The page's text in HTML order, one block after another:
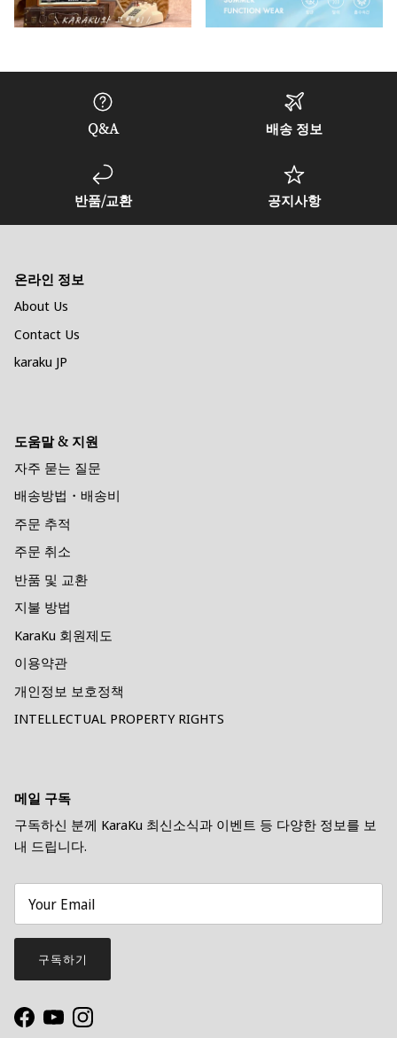
Q&A 배송 정보
반품/교환 공지사항
온라인 정보
About Us
Contact Us
karaku JP
도움말 & 지원
자주 묻는 질문
배송방법・배송비
주문 추적
주문 취소
반품 및 교환
지불 방법
KaraKu 회원제도
이용약관
개인정보 보호정책
INTELLECTUAL PROPERTY RIGHTS
메일 구독
구독하신 분께 KaraKu 최신소식과 이벤트 등 다양한 정보를 보
내 드립니다.
구독하기
Facebook
YouTubeInstagram